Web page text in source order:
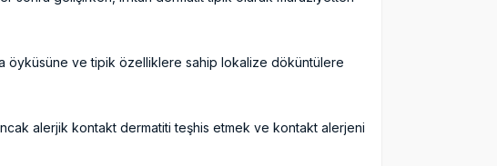
öyküsüne ve tipik özelliklere sahip lokalize döküntülere
alerjik kontakt dermatiti teşhis etmek ve kontakt alerjeni